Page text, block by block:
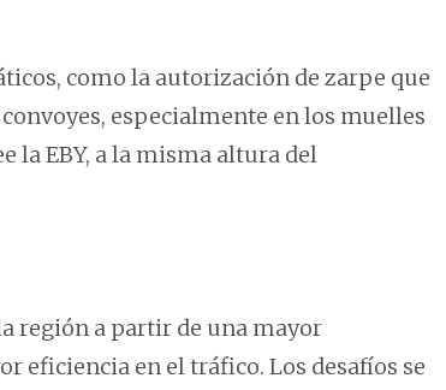
como la autorización de zarpe que
especialmente en los muelles
la EBY, a la misma altura del
región a partir de una mayor
eficiencia en el tráfico. Los desafíos se